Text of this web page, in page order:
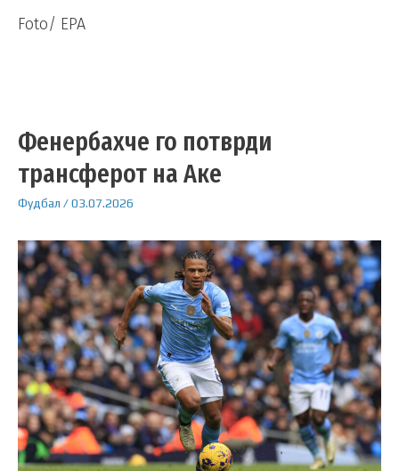
Foto/ EPA
Фенербахче го потврди
трансферот на Аке
Фудбал /03.07.2026